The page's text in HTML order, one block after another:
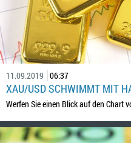
11.09.2019 06:37
XAU/USD SCHWIMMT MIT
Werfen Sie einen Blick auf den Chart